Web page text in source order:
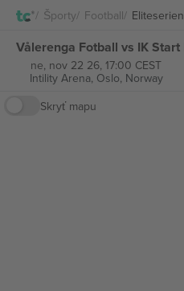
Športy Football Eliteserien
ne, nov 22 26, 17:00 CEST
Intility Arena, Oslo, Norway
Skryť mapu